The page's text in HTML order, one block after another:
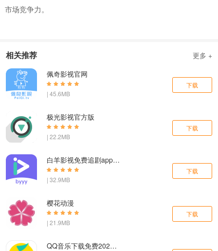
市场竞争力。
相关推荐
更多 +
佩奇影视官网
| 45.6MB
下载
极光影视官方版
| 22.2MB
下载
白羊影视免费追剧app下载
| 32.9MB
下载
樱花动漫
| 21.9MB
下载
QQ音乐下载免费2024最新版